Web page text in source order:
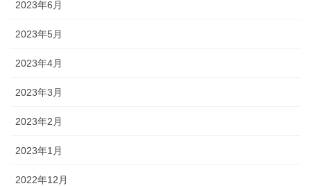
2023年6月
2023年5月
2023年4月
2023年3月
2023年2月
2023年1月
2022年12月